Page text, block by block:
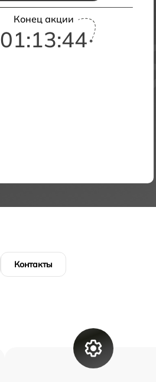
Конец акции
01:13:43
Контакты